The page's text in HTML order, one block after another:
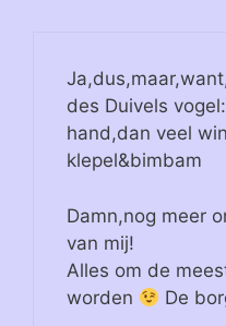
des Duivels
hand,dan veel
klepel&bimbam
Damn,nog meer
van mij!
Alles om de
worden
De